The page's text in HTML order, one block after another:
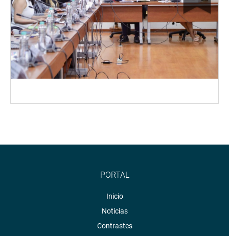
PORTAL
Inicio
Noticias
Contrastes